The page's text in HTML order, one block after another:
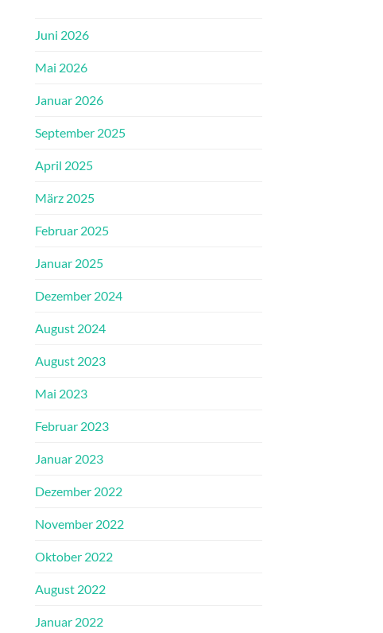
Juni 2026
Mai 2026
Januar 2026
September 2025
April 2025
März 2025
Februar 2025
Januar 2025
Dezember 2024
August 2024
August 2023
Mai 2023
Februar 2023
Januar 2023
Dezember 2022
November 2022
Oktober 2022
August 2022
Januar 2022